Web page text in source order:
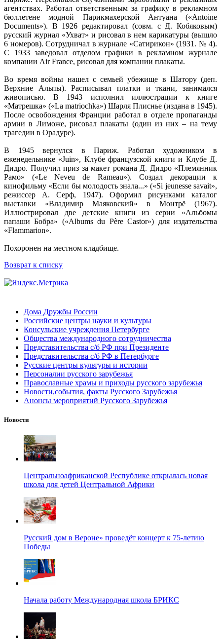
агентствах. Работал ответственным за графику в рекламном
бюллетене модной Парикмахерской Антуана («Antoine
Documents»). В 1926 редактировал (совм. с Д. Кобяковым)
русский журнал «Ухват» и рисовал в нем карикатуры (вышло
6 номеров). Сотрудничал в журнале «Сатирикон» (1931. № 4).
С 1933 заведовал отделом графики в рекламном журнале
компании Air France, рисовал для компании плакаты.
Во время войны нашел с семьей убежище в Шатору (деп.
Верхние Альпы). Расписывал платки и ткани, занимался
живописью. В 1943 исполнил иллюстрации к книге
«Матрешка» («La matriochka») Шарля Плиснье (издана в 1945).
После освобождения Франции работал в отделе пропаганды
армии в Лиможе, рисовал плакаты (один из них – на тему
трагедии в Орадуре).
В 1945 вернулся в Париж. Работал художником в
еженедельнике «Juin», Клубе французской книги и Клубе Д.
Дидро. Получил приз за макет романа Д. Дидро «Племянник
Рамо» («Le Neveu de Rameau»). Создал декорации к
кинофильму «Если бы молодость знала...» («Si jeunesse savait»,
режиссер А. Серф, 1947). Оформил рисунками каталог
выставки «Владимир Маяковский» в Монтрё (1967).
Иллюстрировал две детские книги из серии «Альбомы
папаши Бобра» («Albums du Père Castor») для издательства
«Flammarion».
Похоронен на местном кладбище.
Возврат к списку
Дома Дружбы России
Российские центры науки и культуры
Консульские учреждения Петербурге
Общества международного сотрудничества
Представительства с/б РФ при Президенте
Представительства с/б РФ в Петербурге
Русские центры культуры и истории
Персоналии русского зарубежья
Православные храмы и приходы русского зарубежья
Новости,события, факты Русского Зарубежья
Анонсы мероприятий Русского Зарубежья
Новости
Центральноафриканской Республике открылась новая
школа для детей Центральной Африки
Русский дом в Вероне» проведёт концерт к 75-летию
Победы
Начала работу Международная школа БРИКС